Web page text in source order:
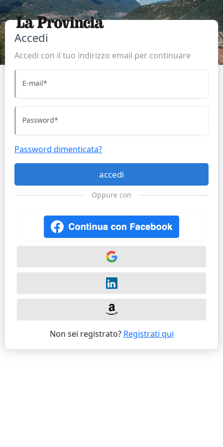
Accedi
Accedi con il tuo indirizzo email per continuare
E-mail*
Password*
Password dimenticata?
accedi
Oppure con
Non sei registrato? Registrati qui